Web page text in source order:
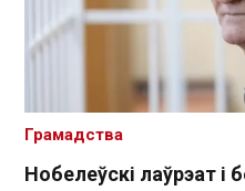
Нобелеўскі лаўрэат і
Грамадства